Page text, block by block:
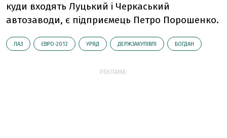
куди входять Луцький і Черкаський
автозаводи, є підприємець Петро Порошенко.
ЛАЗ ЄВРО-2012 УРЯД ДЕРЖЗАКУПІВЛІ БОГДАН
РЕКЛАМА: